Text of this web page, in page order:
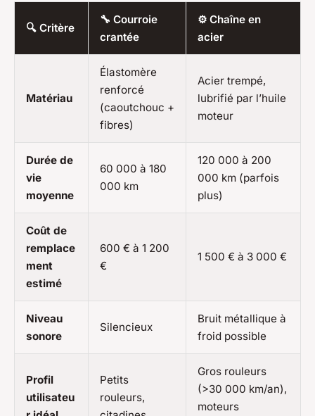
🔍 Critère
🔧 Courroie
crantée
⚙️ Chaîne en
acier
Matériau
Élastomère
renforcé
(caoutchouc +
fibres)
Acier trempé,
lubrifié par l’huile
moteur
Durée de
vie
moyenne
60 000 à 180
000 km
120 000 à 200
000 km (parfois
plus)
Coût de
remplace
ment
estimé
600 € à 1 200
€
1 500 € à 3 000 €
Niveau
sonore
Silencieux
Bruit métallique à
froid possible
Profil
utilisateu
Petits
rouleurs,
Gros rouleurs
(>30 000 km/an),
moteurs